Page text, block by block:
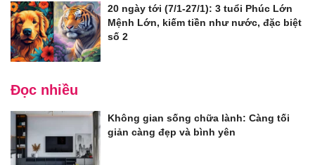
20 ngày tới (7/1-27/1): 3 tuổi Phúc Lớn
Mệnh Lớn, kiếm tiền như nước, đặc biệt
số 2
Đọc nhiều
Không gian sống chữa lành: Càng tối
giản càng đẹp và bình yên